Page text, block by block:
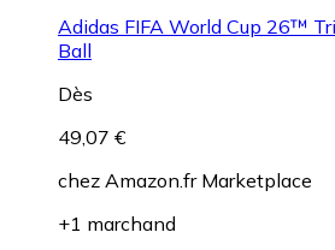
Adidas FIFA World Cup 26™
Ball
Dès
49,07 €
chez Amazon.fr Marketplace
+1 marchand